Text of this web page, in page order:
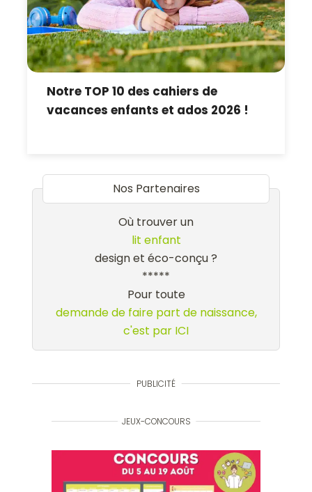
Notre TOP 10 des cahiers de
vacances enfants et ados 2026 !
Nos Partenaires
Où trouver un
lit enfant
design et éco-conçu ?
*****
Pour toute
demande de faire part de naissance,
c'est par ICI
PUBLICITÉ
JEUX-CONCOURS